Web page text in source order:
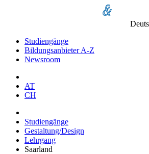
Studiengänge
Bildungsanbieter A-Z
Newsroom
AT
CH
Studiengänge
Gestaltung/Design
Lehrgang
Saarland